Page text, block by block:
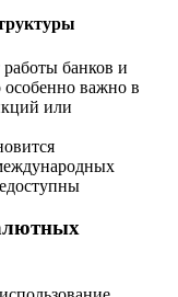
банков и
важно в
или